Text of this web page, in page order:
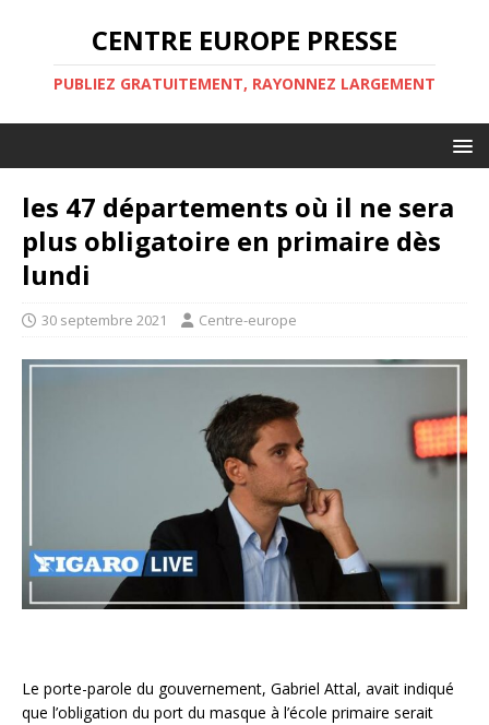
CENTRE EUROPE PRESSE
PUBLIEZ GRATUITEMENT, RAYONNEZ LARGEMENT
les 47 départements où il ne sera
plus obligatoire en primaire dès
lundi
30 septembre 2021 Centre-europe
Le porte-parole du gouvernement, Gabriel Attal, avait indiqué
que l’obligation du port du masque à l’école primaire serait